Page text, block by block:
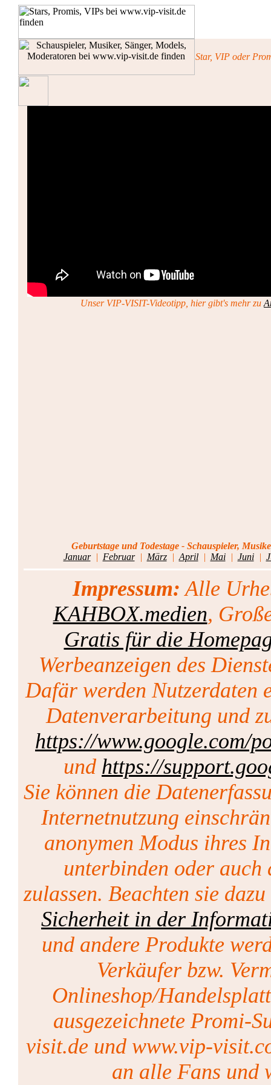
Star, VIP oder
Unser VIP-VISIT-Videotipp, hier gibt's mehr zu
Geburtstage und Todestage - Schauspieler,
Januar| Februar| März| April| Mai| Juni|
Impressum: Alle
KAHBOX.medien,
Gratis für die
Werbeanzeigen des
Dafär werden Nutzerdaten
Datenverarbeitung und
https://www.google.com/
und https://
Sie können die
Internetnutzung
anonymen Modus ihres
unterbinden oder auch
zulassen. Beachten sie
Sicherheit in der
und andere Produkte
Verkäufer bzw.
Onlineshop/
ausgezeichnete Promi-
visit.de und www.vip-
an alle Fans und